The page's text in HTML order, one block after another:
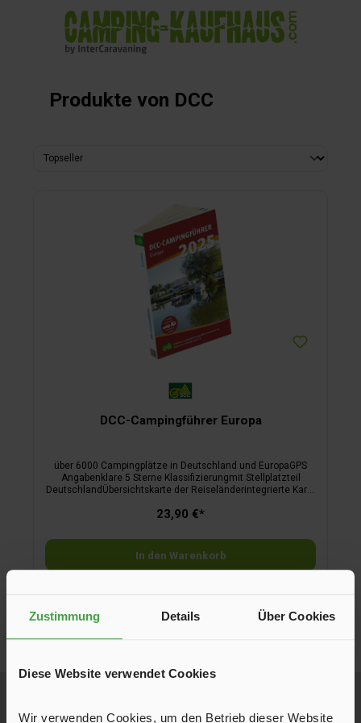
Zustimmung Details Über Cookies
Diese Website verwendet Cookies
Wir verwenden Cookies, um den Betrieb dieser Website
springen
Produkte von DCC
DCC-Campingführer Europa
über 6000 Campingplätze in Deutschland und EuropaGPS
Angabenklare 5 Sterne Klassifizierungmit Stellplatzteil
DeutschlandÜbersichtskarte der Reiseländerintegrierte Karte
23,90 €*
In den Warenkorb
und Inspiration für Deinen nächsten Campingtrip – direkt per E-Mail.